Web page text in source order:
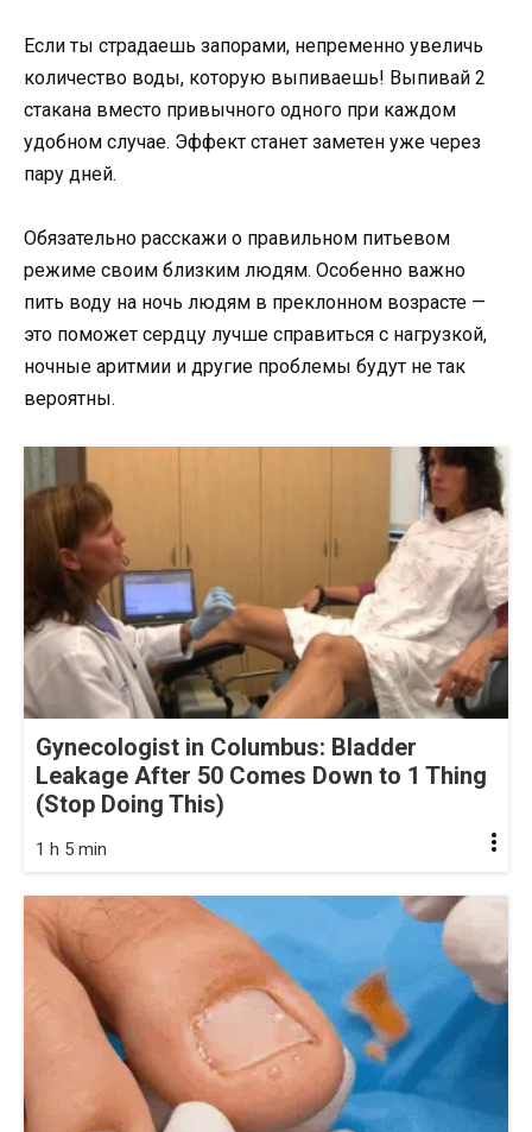
Если ты страдаешь запорами, непременно увеличь
количество воды, которую выпиваешь! Выпивай 2
стакана вместо привычного одного при каждом
удобном случае. Эффект станет заметен уже через
пару дней.
Обязательно расскажи о правильном питьевом
режиме своим близким людям. Особенно важно
пить воду на ночь людям в преклонном возрасте —
это поможет сердцу лучше справиться с нагрузкой,
ночные аритмии и другие проблемы будут не так
вероятны.
Gynecologist in Columbus: Bladder
Leakage After 50 Comes Down to 1 Thing
(Stop Doing This)
1 h 5 min